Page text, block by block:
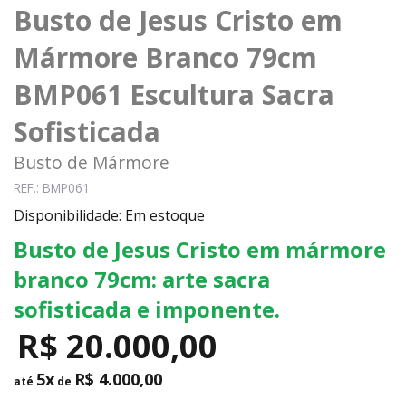
Busto de Jesus Cristo em
Mármore Branco 79cm
BMP061 Escultura Sacra
Sofisticada
Busto de Mármore
REF.: BMP061
Disponibilidade: Em estoque
Busto de Jesus Cristo em mármore
branco 79cm: arte sacra
sofisticada e imponente.
R$ 20.000,00
até 5x de R$ 4.000,00